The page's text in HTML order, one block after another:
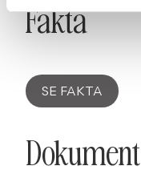
Fakta
SE FAKTA
Dokument